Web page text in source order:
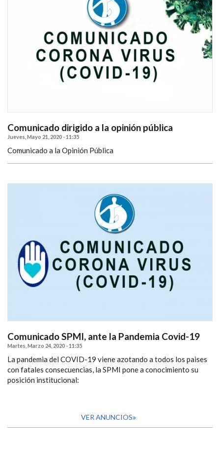
Comunicado dirigido a la opinión pública
Jueves, Mayo 21, 2020 - 11:35
Comunicado a la Opinión Pública
Comunicado SPMI, ante la Pandemia Covid-19
Martes, Marzo 24, 2020 - 11:35
La pandemia del COVID-19 viene azotando a todos los paises
con fatales consecuencias, la SPMI pone a conocimiento su
posición institucional:
VER ANUNCIOS